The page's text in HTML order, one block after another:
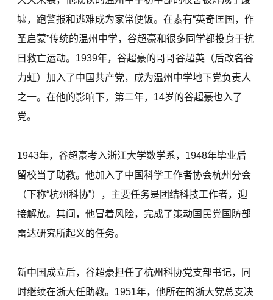
墟，跑警报和逃难成为家常便饭。在素有“英奇匡国，作
圣启蒙”传统的温州中学，谷超豪和很多同学都投身于抗
日救亡运动。1939年，谷超豪的哥哥谷超英（后改名谷
力虹）加入了中国共产党，成为温州中学地下党负责人
之一。在他的影响下，第二年，14岁的谷超豪也入了
党。
1943年，谷超豪考入浙江大学数学系，1948年毕业后
留校当了助教。他加入了中国科学工作者协会杭州分会
（下称“杭州科协”），主要任务是团结科技工作者，迎
接解放。其间，他冒着风险，完成了策动国民党国防部
雷达研究所起义的任务。
新中国成立后，谷超豪担任了杭州科协党支部书记，同
时继续在浙大任助教。1951年，他所在的浙大党总支决